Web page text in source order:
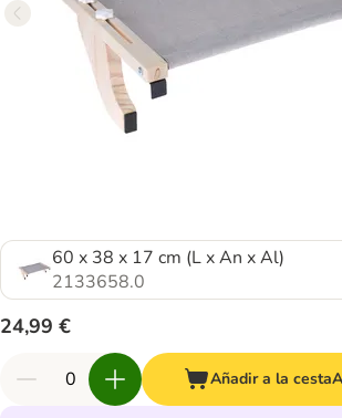
60 x 38 x 17 cm (L x An x Al)
2133658.0
24,99 €
Añadir a la cesta